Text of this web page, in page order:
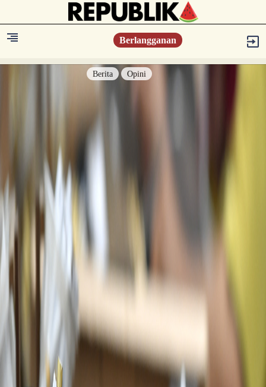
Berlangganan
Berita Opini
Islam Digest
Hikmah
Opini
Konsultasi Syariah
Resonansi
Sejarah
Iqtishodia
Sastra